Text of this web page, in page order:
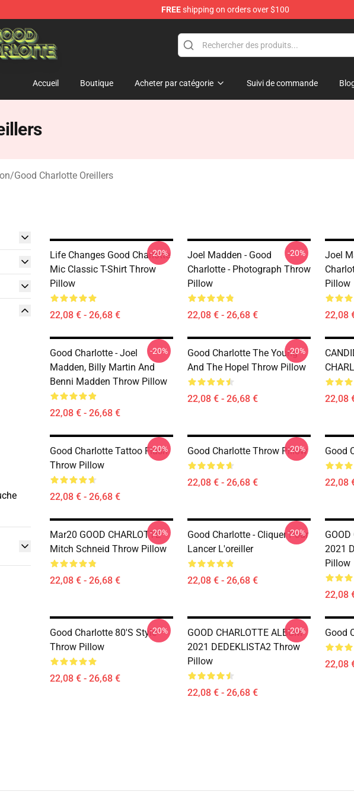
FREEshipping on orders over $100
Charlotte Merchandise Shop
Accueil Boutique Acheter par catégorie Suivi de commande
/Good Charlotte Oreillers
Life Changes Good Charlotte
Mic Classic T-Shirt Throw
Pillow
22,08 € - 26,68 €
-20%
Joel Madden - Good
Charlotte - Photograph Throw
Pillow
22,08 € - 26,68 €
-20%
Joel
Pillow
22,08
Good Charlotte - Joel
Madden, Billy Martin And
Benni Madden Throw Pillow
22,08 € - 26,68 €
-20%
Good Charlotte The Young
And The Hopel Throw Pillow
22,08 € - 26,68 €
-20%
22,08
Good Charlotte Tattoo Flash
Throw Pillow
22,08 € - 26,68 €
-20% Good Charlotte Throw Pillow
22,08 € - 26,68 €
-20% Good
22,08
Mar20 GOOD CHARLOTTE
Mitch Schneid Throw Pillow
22,08 € - 26,68 €
-20%
Good Charlotte - Cliquer Pour
Lancer L'oreiller
22,08 € - 26,68 €
-20%
2021
Pillow
22,08
Good Charlotte 80's Style
Throw Pillow
22,08 € - 26,68 €
-20%
GOOD CHARLOTTE ALBUM
2021 DEDEKLISTA2 Throw
Pillow
22,08 € - 26,68 €
-20% Good
22,08